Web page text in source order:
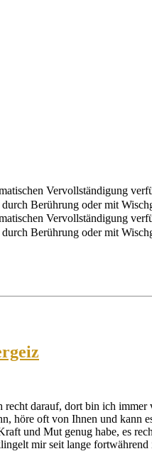
Vervollständigung
Berührung oder mit
Vervollständigung
Berührung oder mit
darauf, dort bin ich immer
höre oft von Ihnen und kann
und Mut genug habe, es
mir seit lange fortwährend